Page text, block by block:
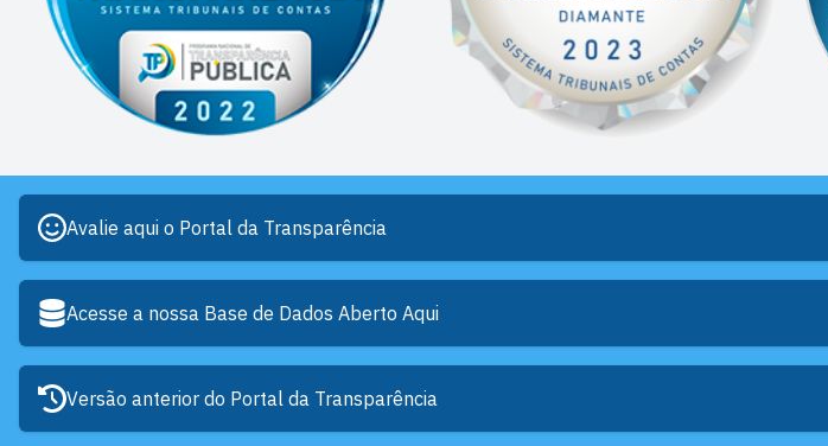
Avalie aqui o Portal da Transparência
Acesse a nossa Base de Dados Aberto Aqui
Versão anterior do Portal da Transparência